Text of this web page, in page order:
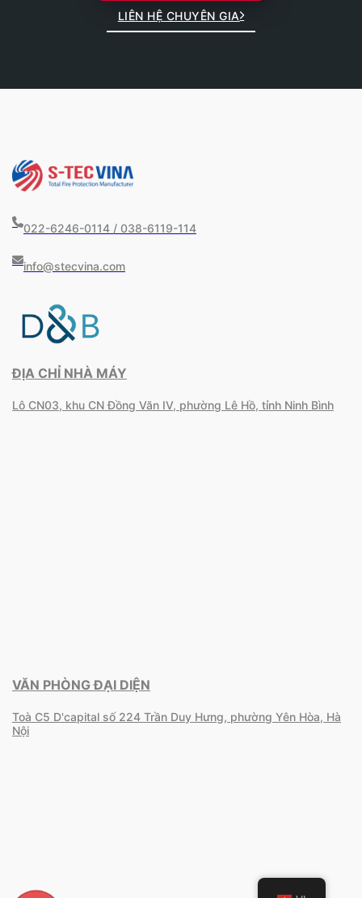
LIÊN HỆ CHUYÊN GIA
022-6246-0114 / 038-6119-114
info@stecvina.com
ĐỊA CHỈ NHÀ MÁY
Lô CN03, khu CN Đồng Văn IV, phường Lê Hồ, tỉnh Ninh Bình
VĂN PHÒNG ĐẠI DIỆN
Toà C5 D'capital số 224 Trần Duy Hưng, phường Yên Hòa, Hà
Nội